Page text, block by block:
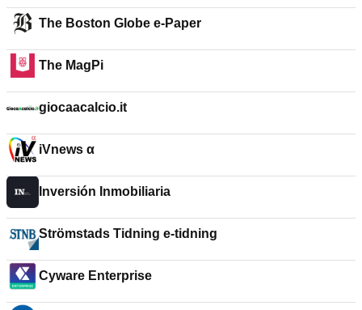
The Boston Globe e-Paper
The MagPi
giocaacalcio.it
iVnews α
Inversión Inmobiliaria
Strömstads Tidning e-tidning
Cyware Enterprise